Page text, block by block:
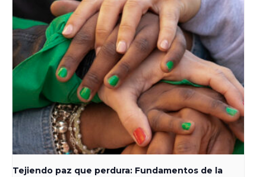
Tejiendo paz que perdura: Fundamentos de la